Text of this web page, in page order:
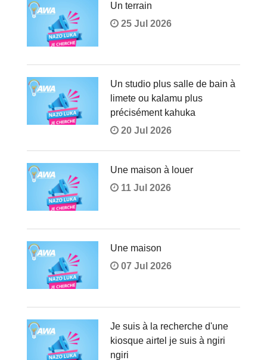
Un terrain
25 Jul 2026
Un studio plus salle de bain à
limete ou kalamu plus
précisément kahuka
20 Jul 2026
Une maison à louer
11 Jul 2026
Une maison
07 Jul 2026
Je suis à la recherche d'une
kiosque airtel je suis à ngiri
ngiri